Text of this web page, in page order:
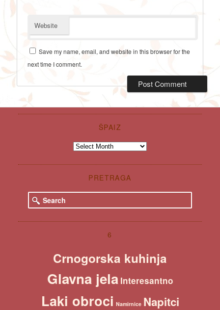
Website
Save my name, email, and website in this browser for the
next time I comment.
ŠPAIZ
Špaiz
PRETRAGA
e
r
6
Crnogorska kuhinja
Glavna jela Interesantno
Laki obroci Namirnice Napitci